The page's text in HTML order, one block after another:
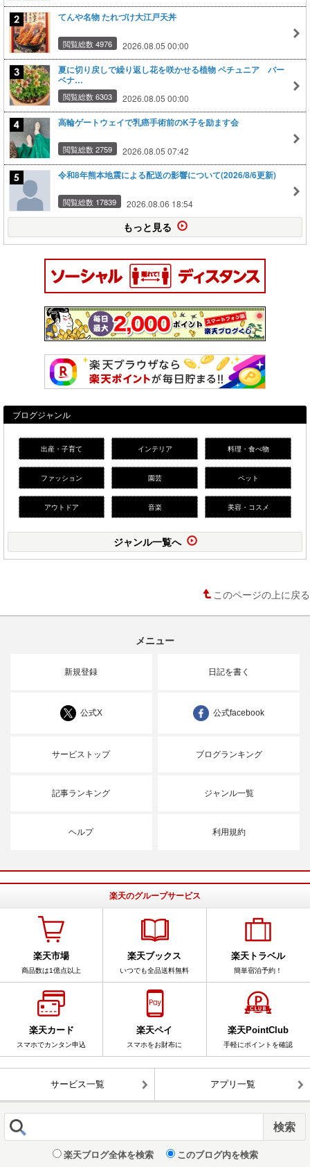
てんや名物 たれづけ大江戸天丼
閲覧総数 4976 2026.08.05 00:00
夏に切り戻しで繰り返し花を咲かせる植物 ペチュニア バー
ベナ…
閲覧総数 6303 2026.08.05 00:00
高輪ゲートウェイで乳癌手術前のK子を励ます会
閲覧総数 2759 2026.08.05 07:42
令和8年熊本地震による配送の影響について(2026/8/6更新)
閲覧総数 17839 2026.08.06 18:54
もっと見る
ブログジャンル
出産・子育て インテリア 料理・食べ物
ファッション 園芸 ペット
アウトドア 音楽 美容・コスメ
ジャンル一覧へ
このページの上に戻る
メニュー
新規登録 日記を書く
公式X 公式facebook
サービストップ ブログランキング
記事ランキング ジャンル一覧
ヘルプ 利用規約
楽天のグループサービス
楽天市場
商品数は1億点以上
楽天ブックス
いつでも全品送料無料
楽天トラベル
簡単宿泊予約！
楽天カード
スマホでカンタン申込
楽天ペイ
スマホをお財布に
楽天PointClub
手軽にポイントを確認
サービス一覧 アプリ一覧
楽天ブログ全体を検索 このブログ内を検索